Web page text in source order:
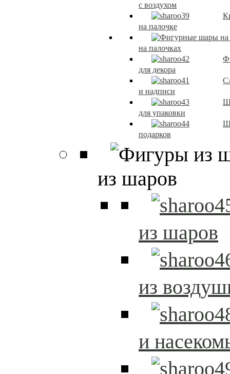
с воздухом
на палочке
на палочках
для декора
и надписи
для упаковки
подарков
из шаров
из шаров
из
и